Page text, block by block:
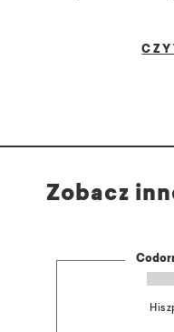
Zobacz